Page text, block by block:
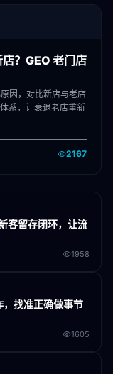
？GEO 老门店
因，对比新店与老店
系，让衰退老店重新
2167
客留存闭环，让流
1958
，找准正确做事节
1605